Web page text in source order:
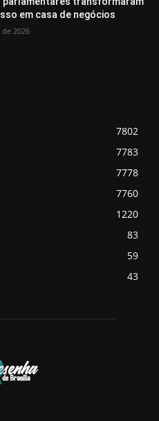
em casa de negócios
2026
7802
7783
7778
7760
1220
83
59
43